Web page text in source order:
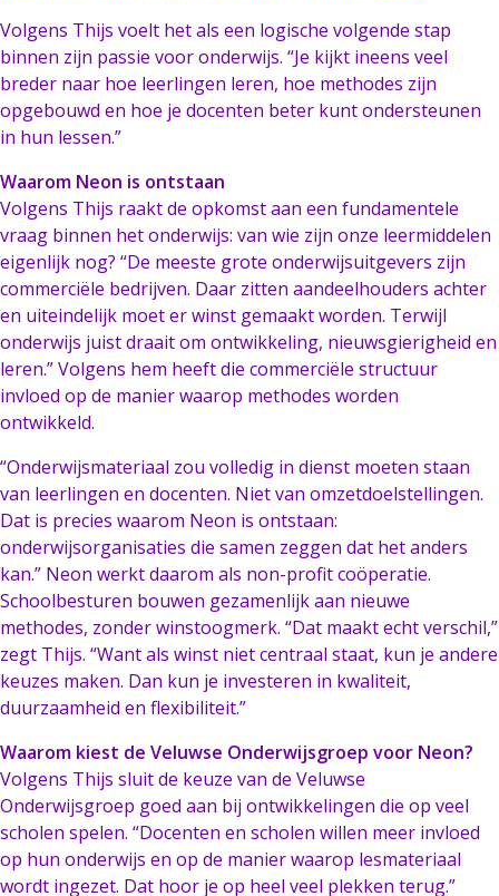
Volgens Thijs voelt het als een logische volgende stap
binnen zijn passie voor onderwijs. “Je kijkt ineens veel
breder naar hoe leerlingen leren, hoe methodes zijn
opgebouwd en hoe je docenten beter kunt ondersteunen
in hun lessen.”
Waarom Neon is ontstaan
Volgens Thijs raakt de opkomst aan een fundamentele
vraag binnen het onderwijs: van wie zijn onze leermiddelen
eigenlijk nog? “De meeste grote onderwijsuitgevers zijn
commerciële bedrijven. Daar zitten aandeelhouders achter
en uiteindelijk moet er winst gemaakt worden. Terwijl
onderwijs juist draait om ontwikkeling, nieuwsgierigheid en
leren.” Volgens hem heeft die commerciële structuur
invloed op de manier waarop methodes worden
ontwikkeld.
“Onderwijsmateriaal zou volledig in dienst moeten staan
van leerlingen en docenten. Niet van omzetdoelstellingen.
Dat is precies waarom Neon is ontstaan:
onderwijsorganisaties die samen zeggen dat het anders
kan.” Neon werkt daarom als non-profit coöperatie.
Schoolbesturen bouwen gezamenlijk aan nieuwe
methodes, zonder winstoogmerk. “Dat maakt echt verschil,”
zegt Thijs. “Want als winst niet centraal staat, kun je andere
keuzes maken. Dan kun je investeren in kwaliteit,
duurzaamheid en flexibiliteit.”
Waarom kiest de Veluwse Onderwijsgroep voor Neon?
Volgens Thijs sluit de keuze van de Veluwse
Onderwijsgroep goed aan bij ontwikkelingen die op veel
scholen spelen. “Docenten en scholen willen meer invloed
op hun onderwijs en op de manier waarop lesmateriaal
wordt ingezet. Dat hoor je op heel veel plekken terug.”